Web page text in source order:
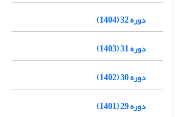
دوره 32 (1404)
دوره 31 (1403)
دوره 30 (1402)
دوره 29 (1401)